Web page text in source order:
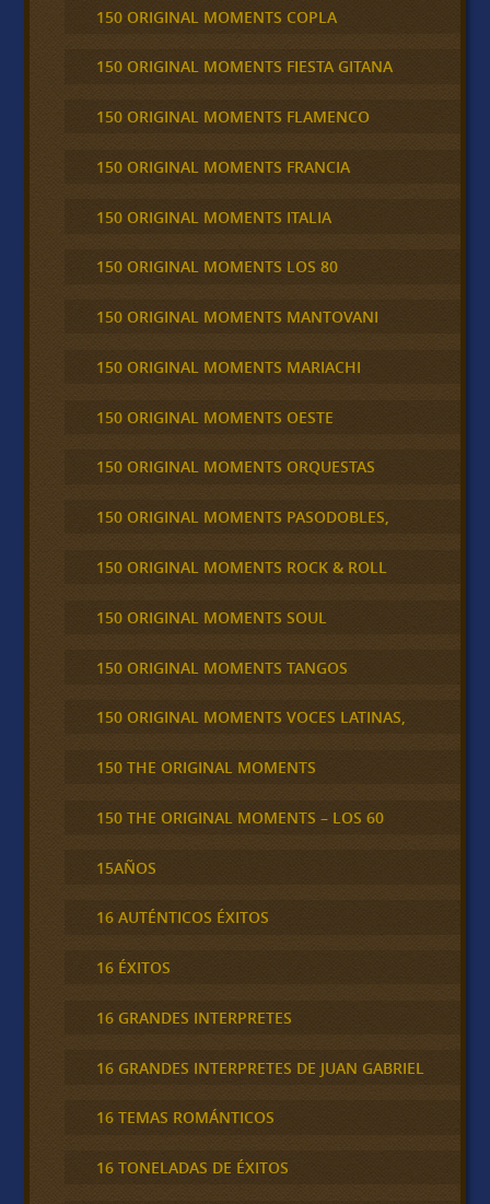
150 ORIGINAL MOMENTS COPLA
150 ORIGINAL MOMENTS FIESTA GITANA
150 ORIGINAL MOMENTS FLAMENCO
150 ORIGINAL MOMENTS FRANCIA
150 ORIGINAL MOMENTS ITALIA
150 ORIGINAL MOMENTS LOS 80
150 ORIGINAL MOMENTS MANTOVANI
150 ORIGINAL MOMENTS MARIACHI
150 ORIGINAL MOMENTS OESTE
150 ORIGINAL MOMENTS ORQUESTAS
150 ORIGINAL MOMENTS PASODOBLES,
150 ORIGINAL MOMENTS ROCK & ROLL
150 ORIGINAL MOMENTS SOUL
150 ORIGINAL MOMENTS TANGOS
150 ORIGINAL MOMENTS VOCES LATINAS,
150 THE ORIGINAL MOMENTS
150 THE ORIGINAL MOMENTS – LOS 60
15AÑOS
16 AUTÉNTICOS ÉXITOS
16 ÉXITOS
16 GRANDES INTERPRETES
16 GRANDES INTERPRETES DE JUAN GABRIEL
16 TEMAS ROMÁNTICOS
16 TONELADAS DE ÉXITOS